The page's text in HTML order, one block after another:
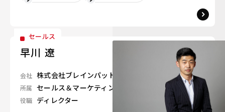
セールス
早川 遼
会社 株式会社ブレインパッド
所属 セールス＆マーケティングユニット
役職 ディレクター